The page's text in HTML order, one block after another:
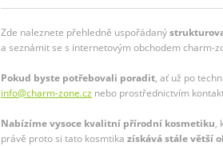
Zde naleznete přehledně uspořádaný
a seznámit se s internetovým obchodem charm-
Pokud byste potřebovali poradit, ať už po
info@charm-zone.cz nebo prostřednictvím
Nabízíme vysoce kvalitní přírodní kosmetiku,
právě proto si tato kosmtika získává stále větší